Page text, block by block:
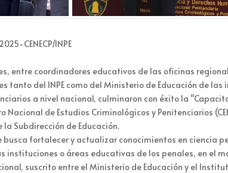
CENECP/INPE
entre coordinadores educativos de las oficinas
tanto del INPE como del Ministerio de Educación de
a nivel nacional, culminaron con éxito la
Nacional de Estudios Criminológicos y Penitenciarios
Subdirección de Educación.
busca fortalecer y actualizar conocimientos en ciencia
instituciones o áreas educativas de los penales, en el
suscrito entre el Ministerio de Educación y el